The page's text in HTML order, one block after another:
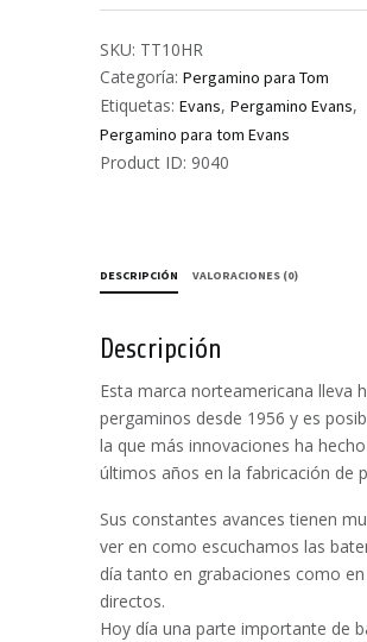
-
Evans
-
HR
-
SKU: TT10HR
Categoría: Pergamino para Tom
Etiquetas: Evans, Pergamino Evans,
Pergamino para tom Evans
Product ID: 9040
DESCRIPCIÓN VALORACIONES (0)
Descripción
Esta marca norteamericana lleva
pergaminos desde 1956 y es
la que más innovaciones ha
últimos años en la fabricación de
Sus constantes avances tienen
ver en como escuchamos las
día tanto en grabaciones como en
directos.
Hoy día una parte importante de